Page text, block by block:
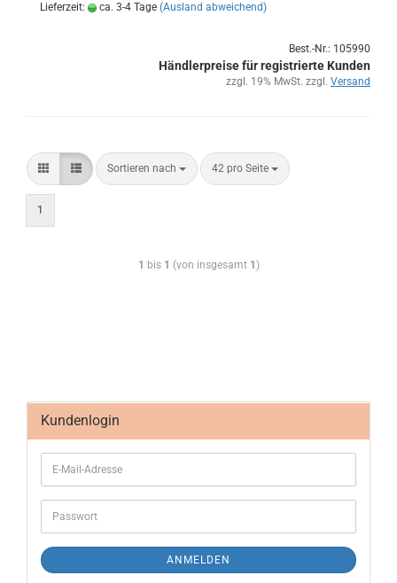
Lieferzeit: ca. 3-4 Tage (Ausland abweichend)
Best.-Nr.: 105990
Händlerpreise für registrierte Kunden
zzgl. 19% MwSt. zzgl. Versand
Sortieren nach 42 pro Seite
1
1 bis 1 (von insgesamt 1 )
Kundenlogin
ANMELDEN